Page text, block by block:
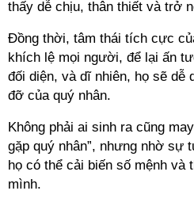
thấy dễ chịu, thân thiết và trở
Đồng thời, tâm thái tích cực
khích lệ mọi người, để lại ấn
đối diện, và dĩ nhiên, họ sẽ dễ
đỡ của quý nhân.
Không phải ai sinh ra cũng
gặp quý nhân”, nhưng nhờ sự
họ có thể cải biến số mệnh và
mình.